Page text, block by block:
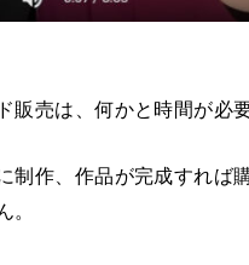
販売は、何かと時間が必
制作、作品が完成すれば
。